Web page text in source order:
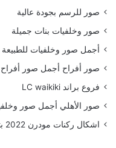
صور للرسم بجودة عالية
صور وخلفيات بنات جميلة
أجمل صور وخلفيات للطبيعة
صور أفراح أجمل صور أفراح
فروع براند LC waikiki
صور الأهلي أجمل صور
اشكال ركنات مودرن 2022 بتصميمات رائعة